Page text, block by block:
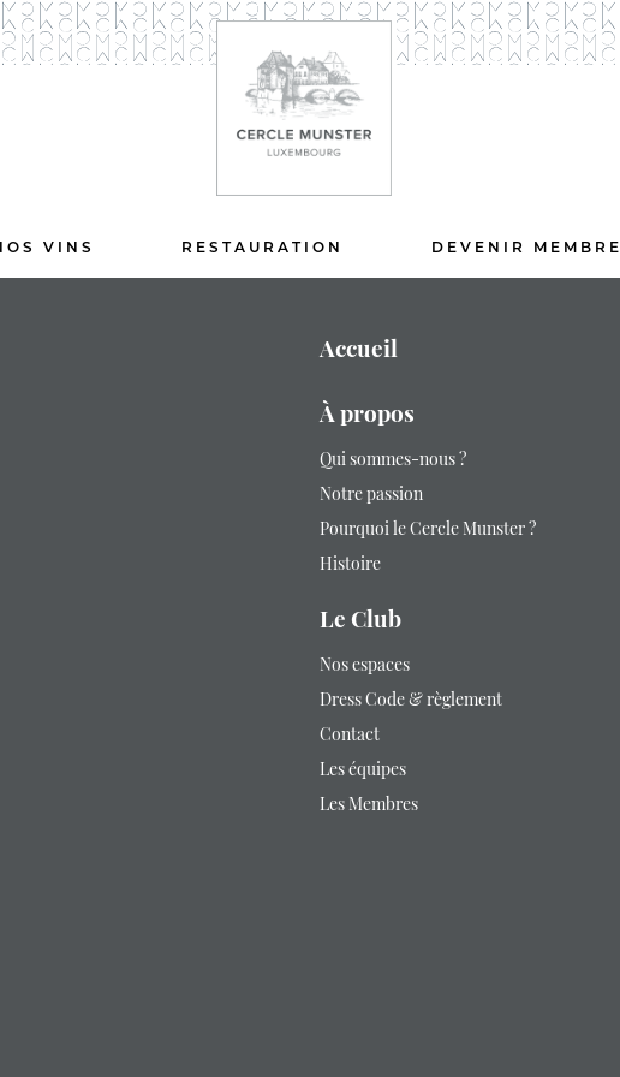
VINS RESTAURATION DEVENIR MEMBRE
Accueil
À propos
Qui sommes-nous ?
Notre passion
Pourquoi le Cercle Munster ?
Histoire
Le Club
Nos espaces
Dress Code & règlement
Contact
Les équipes
Les Membres